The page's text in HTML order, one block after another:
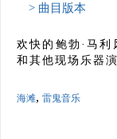
> 曲目版本
欢快的鲍勃·马利
和其他现场乐器
海滩, 雷鬼音乐